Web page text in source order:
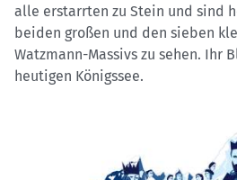
alle erstarrten zu Stein und sind
beiden großen und den sieben
Watzmann-Massivs zu sehen. Ihr
heutigen Königssee.